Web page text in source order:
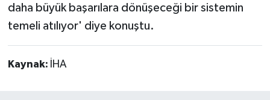
daha büyük başarılara dönüşeceği bir sistemin
temeli atılıyor' diye konuştu.
Kaynak: İHA